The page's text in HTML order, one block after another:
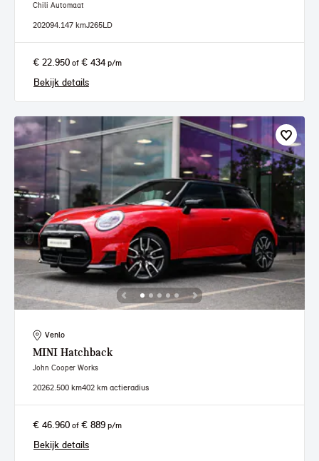
Chili Automaat
202094.147 kmJ265LD
€ 22.950 of € 434p/m
Bekijk details
Venlo
MINI Hatchback
John Cooper Works
20262.500 km402 km actieradius
€ 46.960 of € 889 p/m
Bekijk details